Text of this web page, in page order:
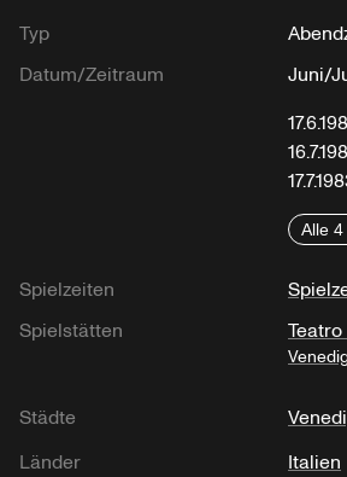
Typ
Datum/Zeitraum
Juni/
Alle
Spielzeiten
Spielstätten
Städte
Länder
Italien